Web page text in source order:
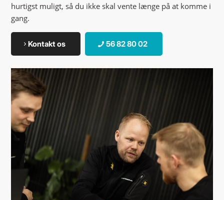
hurtigst muligt, så du ikke skal vente længe på at komme i
gang.
Kontakt os 56 82 80 02